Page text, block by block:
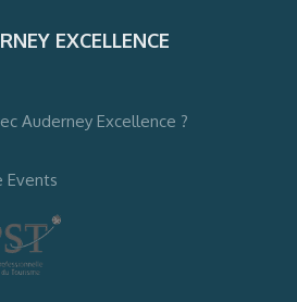
EXCELLENCE
Auderney Excellence ?
Events